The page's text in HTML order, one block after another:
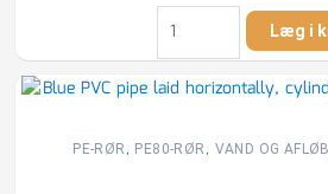
Egeplast
50
mm
SLA
PN16
Læg i
PE-RØR , PE80-RØR , VAND OG AFLØB